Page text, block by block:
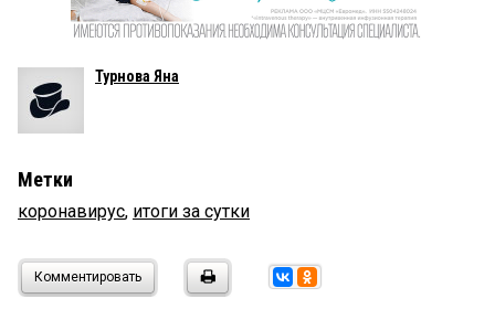
Турнова Яна
Метки
коронавирус, итоги за сутки
Комментировать